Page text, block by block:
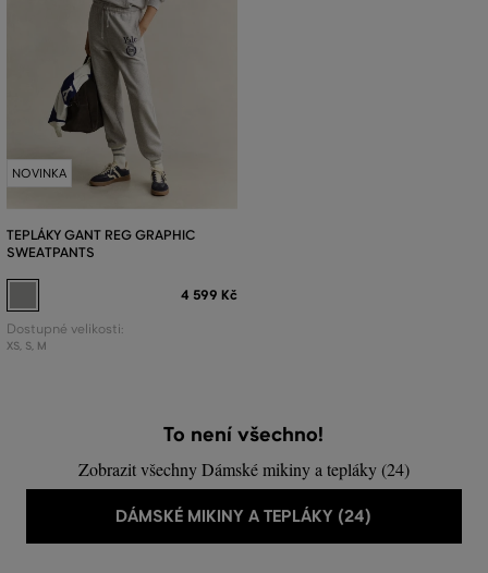
NOVINKA
TEPLÁKY GANT REG GRAPHIC
SWEATPANTS
4 599 Kč
Dostupné velikosti:
XS, S, M
To není všechno!
Zobrazit všechny Dámské mikiny a tepláky (24)
DÁMSKÉ MIKINY A TEPLÁKY (24)